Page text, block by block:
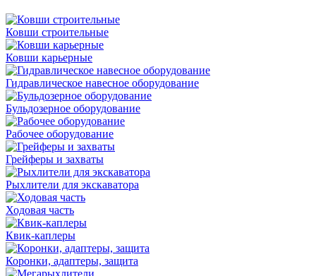
Ковши строительные
Ковши карьерные
Гидравлическое навесное оборудование
Бульдозерное оборудование
Рабочее оборудование
Грейферы и захваты
Рыхлители для экскаватора
Ходовая часть
Квик-каплеры
Коронки, адаптеры, защита